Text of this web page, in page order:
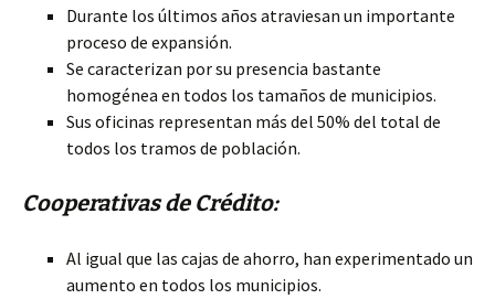
Durante los últimos años atraviesan un importante
proceso de expansión.
Se caracterizan por su presencia bastante
homogénea en todos los tamaños de municipios.
Sus oficinas representan más del 50% del total de
todos los tramos de población.
Cooperativas de Crédito:
Al igual que las cajas de ahorro, han experimentado un
aumento en todos los municipios.